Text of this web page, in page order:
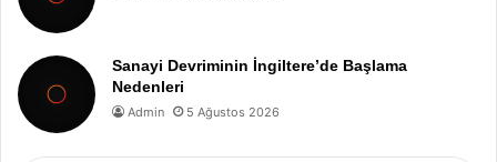
Sanayi Devriminin İngiltere’de Başlama
Nedenleri
Admin 5 Ağustos 2026